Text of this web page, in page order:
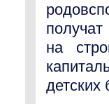
на
детских